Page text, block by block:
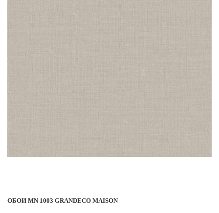
ОБОИ MN 1003 GRANDECO MAISON